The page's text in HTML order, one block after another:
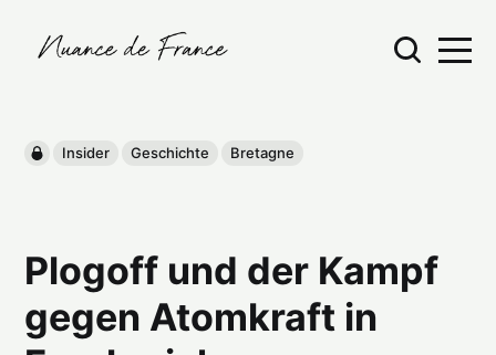
Insider Geschichte Bretagne
Plogoff und der Kampf
gegen Atomkraft in